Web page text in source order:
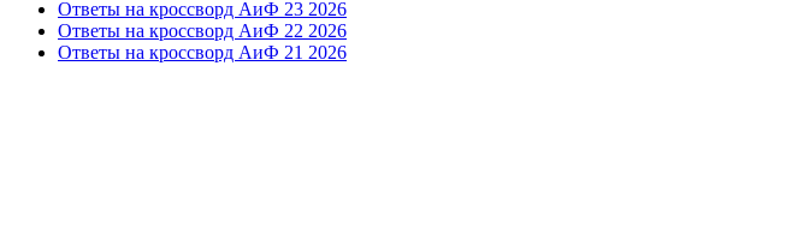
Ответы на кроссворд АиФ 23 2026
Ответы на кроссворд АиФ 22 2026
Ответы на кроссворд АиФ 21 2026